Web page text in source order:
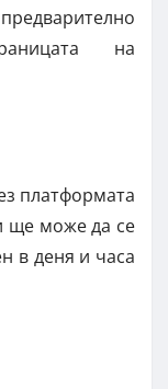
на
платформата
ще може да се
в деня и часа